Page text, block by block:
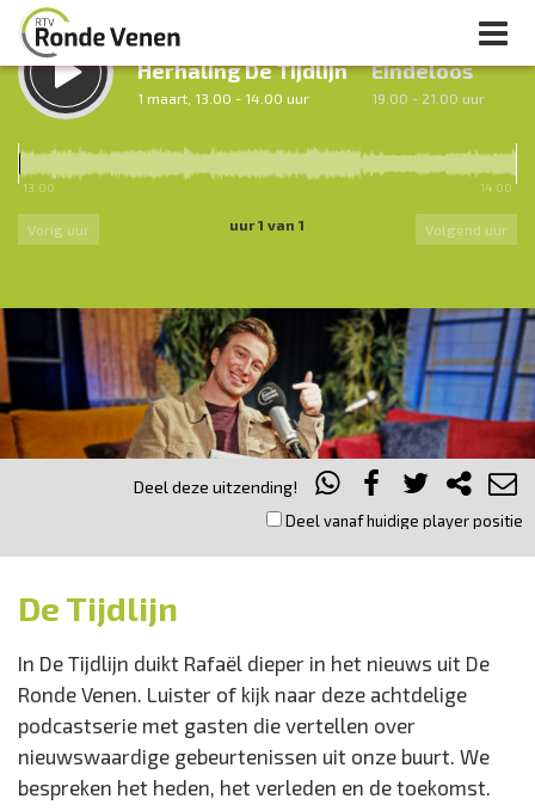
LUISTER TERUG:
Herhaling De Tijdlijn
1 maart, 13.00 - 14.00 uur
Eindeloos
19.00 - 21.00 uur
13.00 14.00
Vorig uur uur 1 van 1 Volgend uur
Deel deze uitzending!
Deel vanaf huidige player positie
De Tijdlijn
In De Tijdlijn duikt Rafaël dieper in het nieuws uit De
Ronde Venen. Luister of kijk naar deze achtdelige
podcastserie met gasten die vertellen over
nieuwswaardige gebeurtenissen uit onze buurt. We
bespreken het heden, het verleden en de toekomst.